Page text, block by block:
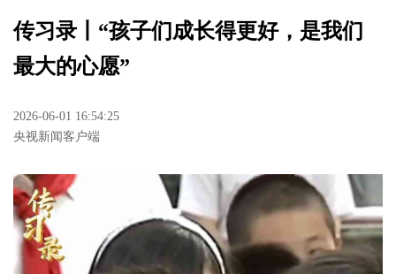
传习录丨“孩子们成长得更好，是我们
最大的心愿”
2026-06-01 16:54:25
央视新闻客户端